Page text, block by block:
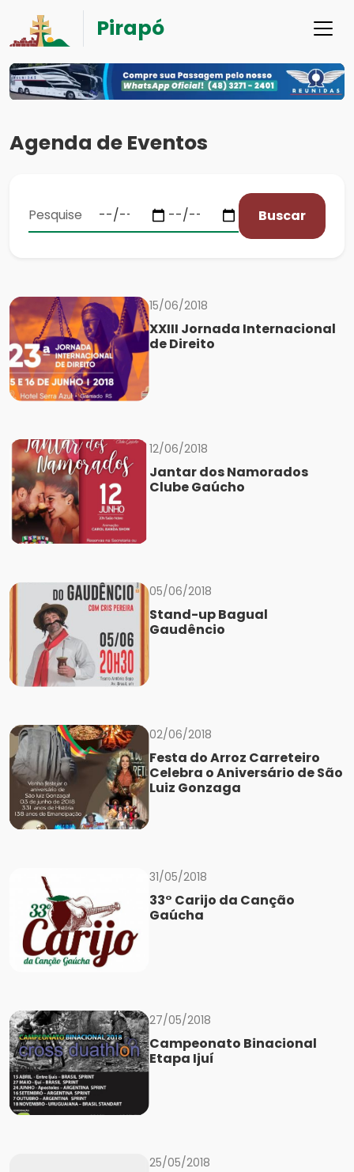
Pirapó
Agenda de Eventos
Buscar
15/06/2018
XXIII Jornada Internacional
de Direito
12/06/2018
Jantar dos Namorados
Clube Gaúcho
05/06/2018
Stand-up Bagual
Gaudêncio
02/06/2018
Festa do Arroz Carreteiro
Celebra o Aniversário de São
Luiz Gonzaga
31/05/2018
33° Carijo da Canção
Gaúcha
27/05/2018
Campeonato Binacional
Etapa Ijuí
25/05/2018